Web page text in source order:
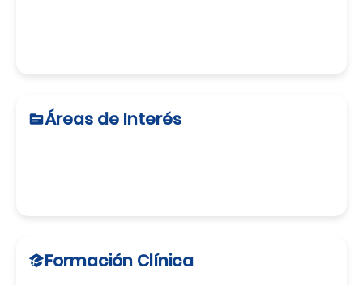
Áreas de Interés
Formación Clínica